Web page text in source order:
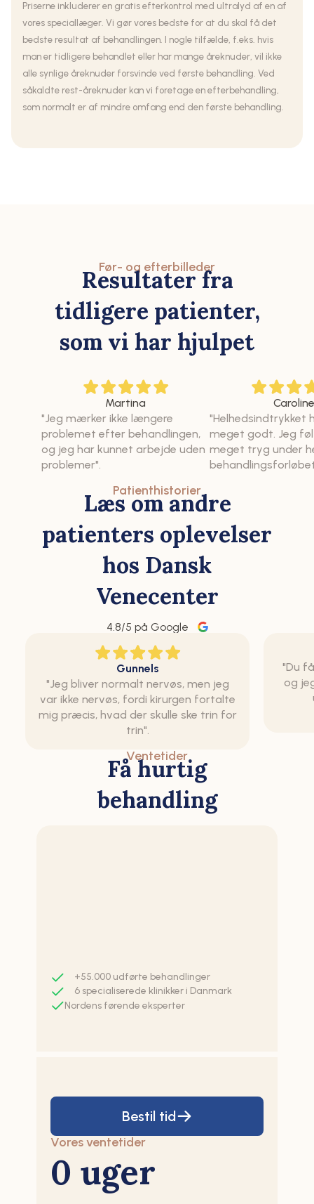
Priserne inkluderer en gratis efterkontrol med ultralyd af en af
vores speciallæger. Vi gør vores bedste for at du skal få det
bedste resultat af behandlingen. I nogle tilfælde, f.eks. hvis
man er tidligere behandlet eller har mange åreknuder, vil ikke
alle synlige åreknuder forsvinde ved første behandling. Ved
såkaldte rest-åreknuder kan vi foretage en efterbehandling,
som normalt er af mindre omfang end den første behandling.
Før- og efterbilleder
Resultater fra
tidligere patienter,
som vi har hjulpet
Martina
"Jeg mærker ikke længere
problemet efter behandlingen,
og jeg har kunnet arbejde uden
problemer".
Caroline
"Helhedsindtrykket
meget godt. Jeg
meget tryg under
Patienthistorier
Læs om andre
patienters oplevelser
hos Dansk
Venecenter
4.8/5 på Google
Gunnels
"Jeg bliver normalt nervøs, men jeg
var ikke nervøs, fordi kirurgen fortalte
mig præcis, hvad der skulle ske trin for
trin".
"Du
og
Ventetider
Få hurtig
behandling
+55.000 udførte behandlinger
6 specialiserede klinikker i Danmark
Nordens førende eksperter
Bestil tid
Vores ventetider
0 uger